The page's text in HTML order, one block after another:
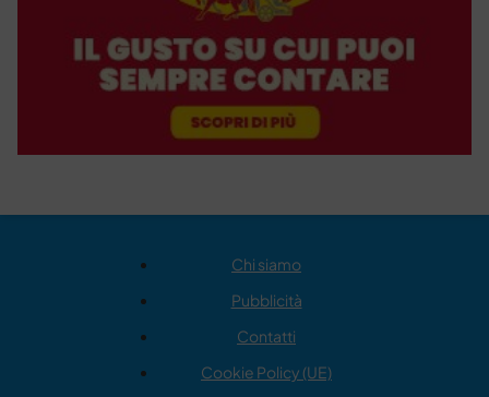
Chi siamo
Pubblicità
Contatti
Cookie Policy (UE)